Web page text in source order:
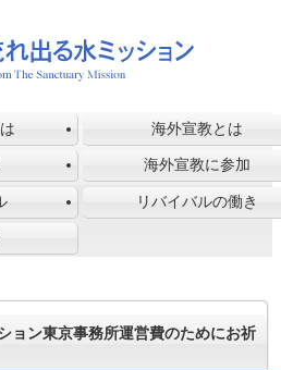
海外宣教とは
海外宣教に参加
リバイバルの働き
ョン東京事務所運営費のためにお祈